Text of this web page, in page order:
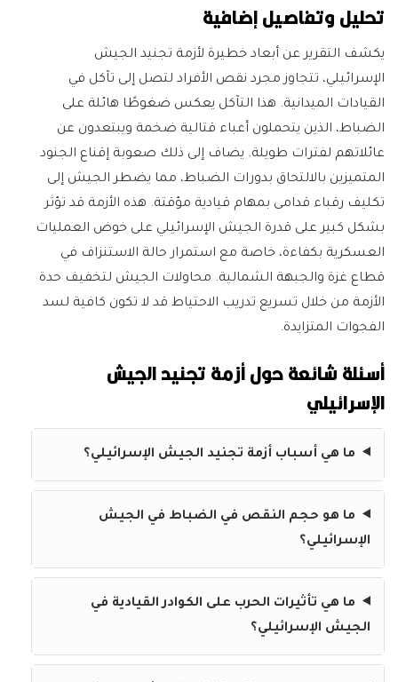
تحليل وتفاصيل إضافية
يكشف التقرير عن أبعاد خطيرة لأزمة تجنيد الجيش
الإسرائيلي، تتجاوز مجرد نقص الأفراد لتصل إلى تآكل في
القيادات الميدانية. هذا التآكل يعكس ضغوطًا هائلة على
الضباط، الذين يتحملون أعباء قتالية ضخمة ويبتعدون عن
عائلاتهم لفترات طويلة. يضاف إلى ذلك صعوبة إقناع الجنود
المتميزين بالالتحاق بدورات الضباط، مما يضطر الجيش إلى
تكليف رقباء قدامى بمهام قيادية مؤقتة. هذه الأزمة قد تؤثر
بشكل كبير على قدرة الجيش الإسرائيلي على خوض العمليات
العسكرية بكفاءة، خاصة مع استمرار حالة الاستنزاف في
قطاع غزة والجبهة الشمالية. محاولات الجيش لتخفيف حدة
الأزمة من خلال تسريع تدريب الاحتياط قد لا تكون كافية لسد
الفجوات المتزايدة.
أسئلة شائعة حول أزمة تجنيد الجيش
الإسرائيلي
ما هي أسباب أزمة تجنيد الجيش الإسرائيلي؟
ما هو حجم النقص في الضباط في الجيش
الإسرائيلي؟
ما هي تأثيرات الحرب على الكوادر القيادية في
الجيش الإسرائيلي؟